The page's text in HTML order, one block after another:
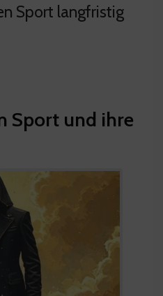
Sport langfristig
Sport und ihre